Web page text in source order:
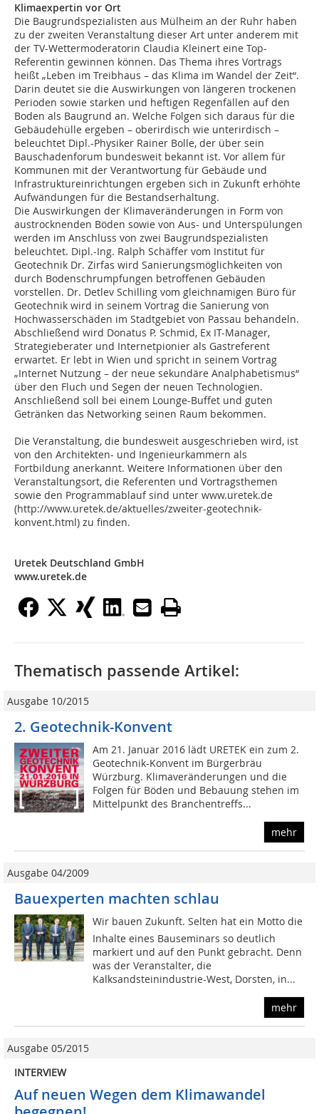
Klimaexpertin vor Ort
Die Baugrundspezialisten aus Mülheim an der Ruhr haben
zu der zweiten Veranstaltung dieser Art unter anderem mit
der TV-Wettermoderatorin Claudia Kleinert eine Top-
Referentin gewinnen können. Das Thema ihres Vortrags
heißt „Leben im Treibhaus – das Klima im Wandel der Zeit“.
Darin deutet sie die Auswirkungen von längeren trockenen
Perioden sowie starken und heftigen Regenfällen auf den
Boden als Baugrund an. Welche Folgen sich daraus für die
Gebäudehülle ergeben – oberirdisch wie unterirdisch –
beleuchtet Dipl.-Physiker Rainer Bolle, der über sein
Bauschadenforum bundesweit bekannt ist. Vor allem für
Kommunen mit der Verantwortung für Gebäude und
Infrastruktureinrichtungen ergeben sich in Zukunft erhöhte
Aufwändungen für die Bestandserhaltung.
Die Auswirkungen der Klimaveränderungen in Form von
austrocknenden Böden sowie von Aus- und Unterspülungen
werden im Anschluss von zwei Baugrundspezialisten
beleuchtet. Dipl.-Ing. Ralph Schäffer vom Institut für
Geotechnik Dr. Zirfas wird Sanierungsmöglichkeiten von
durch Bodenschrumpfungen betroffenen Gebäuden
vorstellen. Dr. Detlev Schilling vom gleichnamigen Büro für
Geotechnik wird in seinem Vortrag die Sanierung von
Hochwasserschäden im Stadtgebiet von Passau behandeln.
Abschließend wird Donatus P. Schmid, Ex IT-Manager,
Strategieberater und Internetpionier als Gastreferent
erwartet. Er lebt in Wien und spricht in seinem Vortrag
„Internet Nutzung – der neue sekundäre Analphabetismus“
über den Fluch und Segen der neuen Technologien.
Anschließend soll bei einem Lounge-Buffet und guten
Getränken das Networking seinen Raum bekommen.
Die Veranstaltung, die bundesweit ausgeschrieben wird, ist
von den Architekten- und Ingenieurkammern als
Fortbildung anerkannt. Weitere Informationen über den
Veranstaltungsort, die Referenten und Vortragsthemen
sowie den Programmablauf sind unter www.uretek.de
(http://www.uretek.de/aktuelles/zweiter-geotechnik-
konvent.html) zu finden.
Uretek Deutschland GmbH
www.uretek.de
Thematisch passende Artikel:
Ausgabe 10/2015
2. Geotechnik-Konvent
Am 21. Januar 2016 lädt URETEK ein zum 2.
Geotechnik-Konvent im Bürgerbräu
Würzburg. Klimaveränderungen und die
Folgen für Böden und Bebauung stehen im
Mittelpunkt des Branchentreffs...
mehr
Ausgabe 04/2009
Bauexperten machten schlau
Wir bauen Zukunft. Selten hat ein Motto die
Inhalte eines Bauseminars so deutlich
markiert und auf den Punkt gebracht. Denn
was der Veranstalter, die
Kalksandsteinindustrie-West, Dorsten, in...
mehr
Ausgabe 05/2015
INTERVIEW
Auf neuen Wegen dem Klimawandel